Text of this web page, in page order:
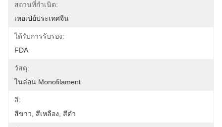
สถานที่กำเนิด:
เหอเป่ย์ประเทศจีน
ได้รับการรับรอง:
FDA
วัสดุ:
ไนล่อน Monofilament
สี:
สีขาว, สีเหลือง, สีดำ